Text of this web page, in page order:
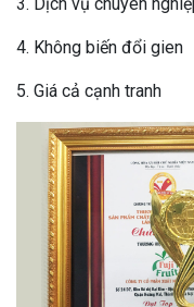
3. Dịch vụ chuyên
4. Không biến đổi gien
5. Giá cả cạnh tranh